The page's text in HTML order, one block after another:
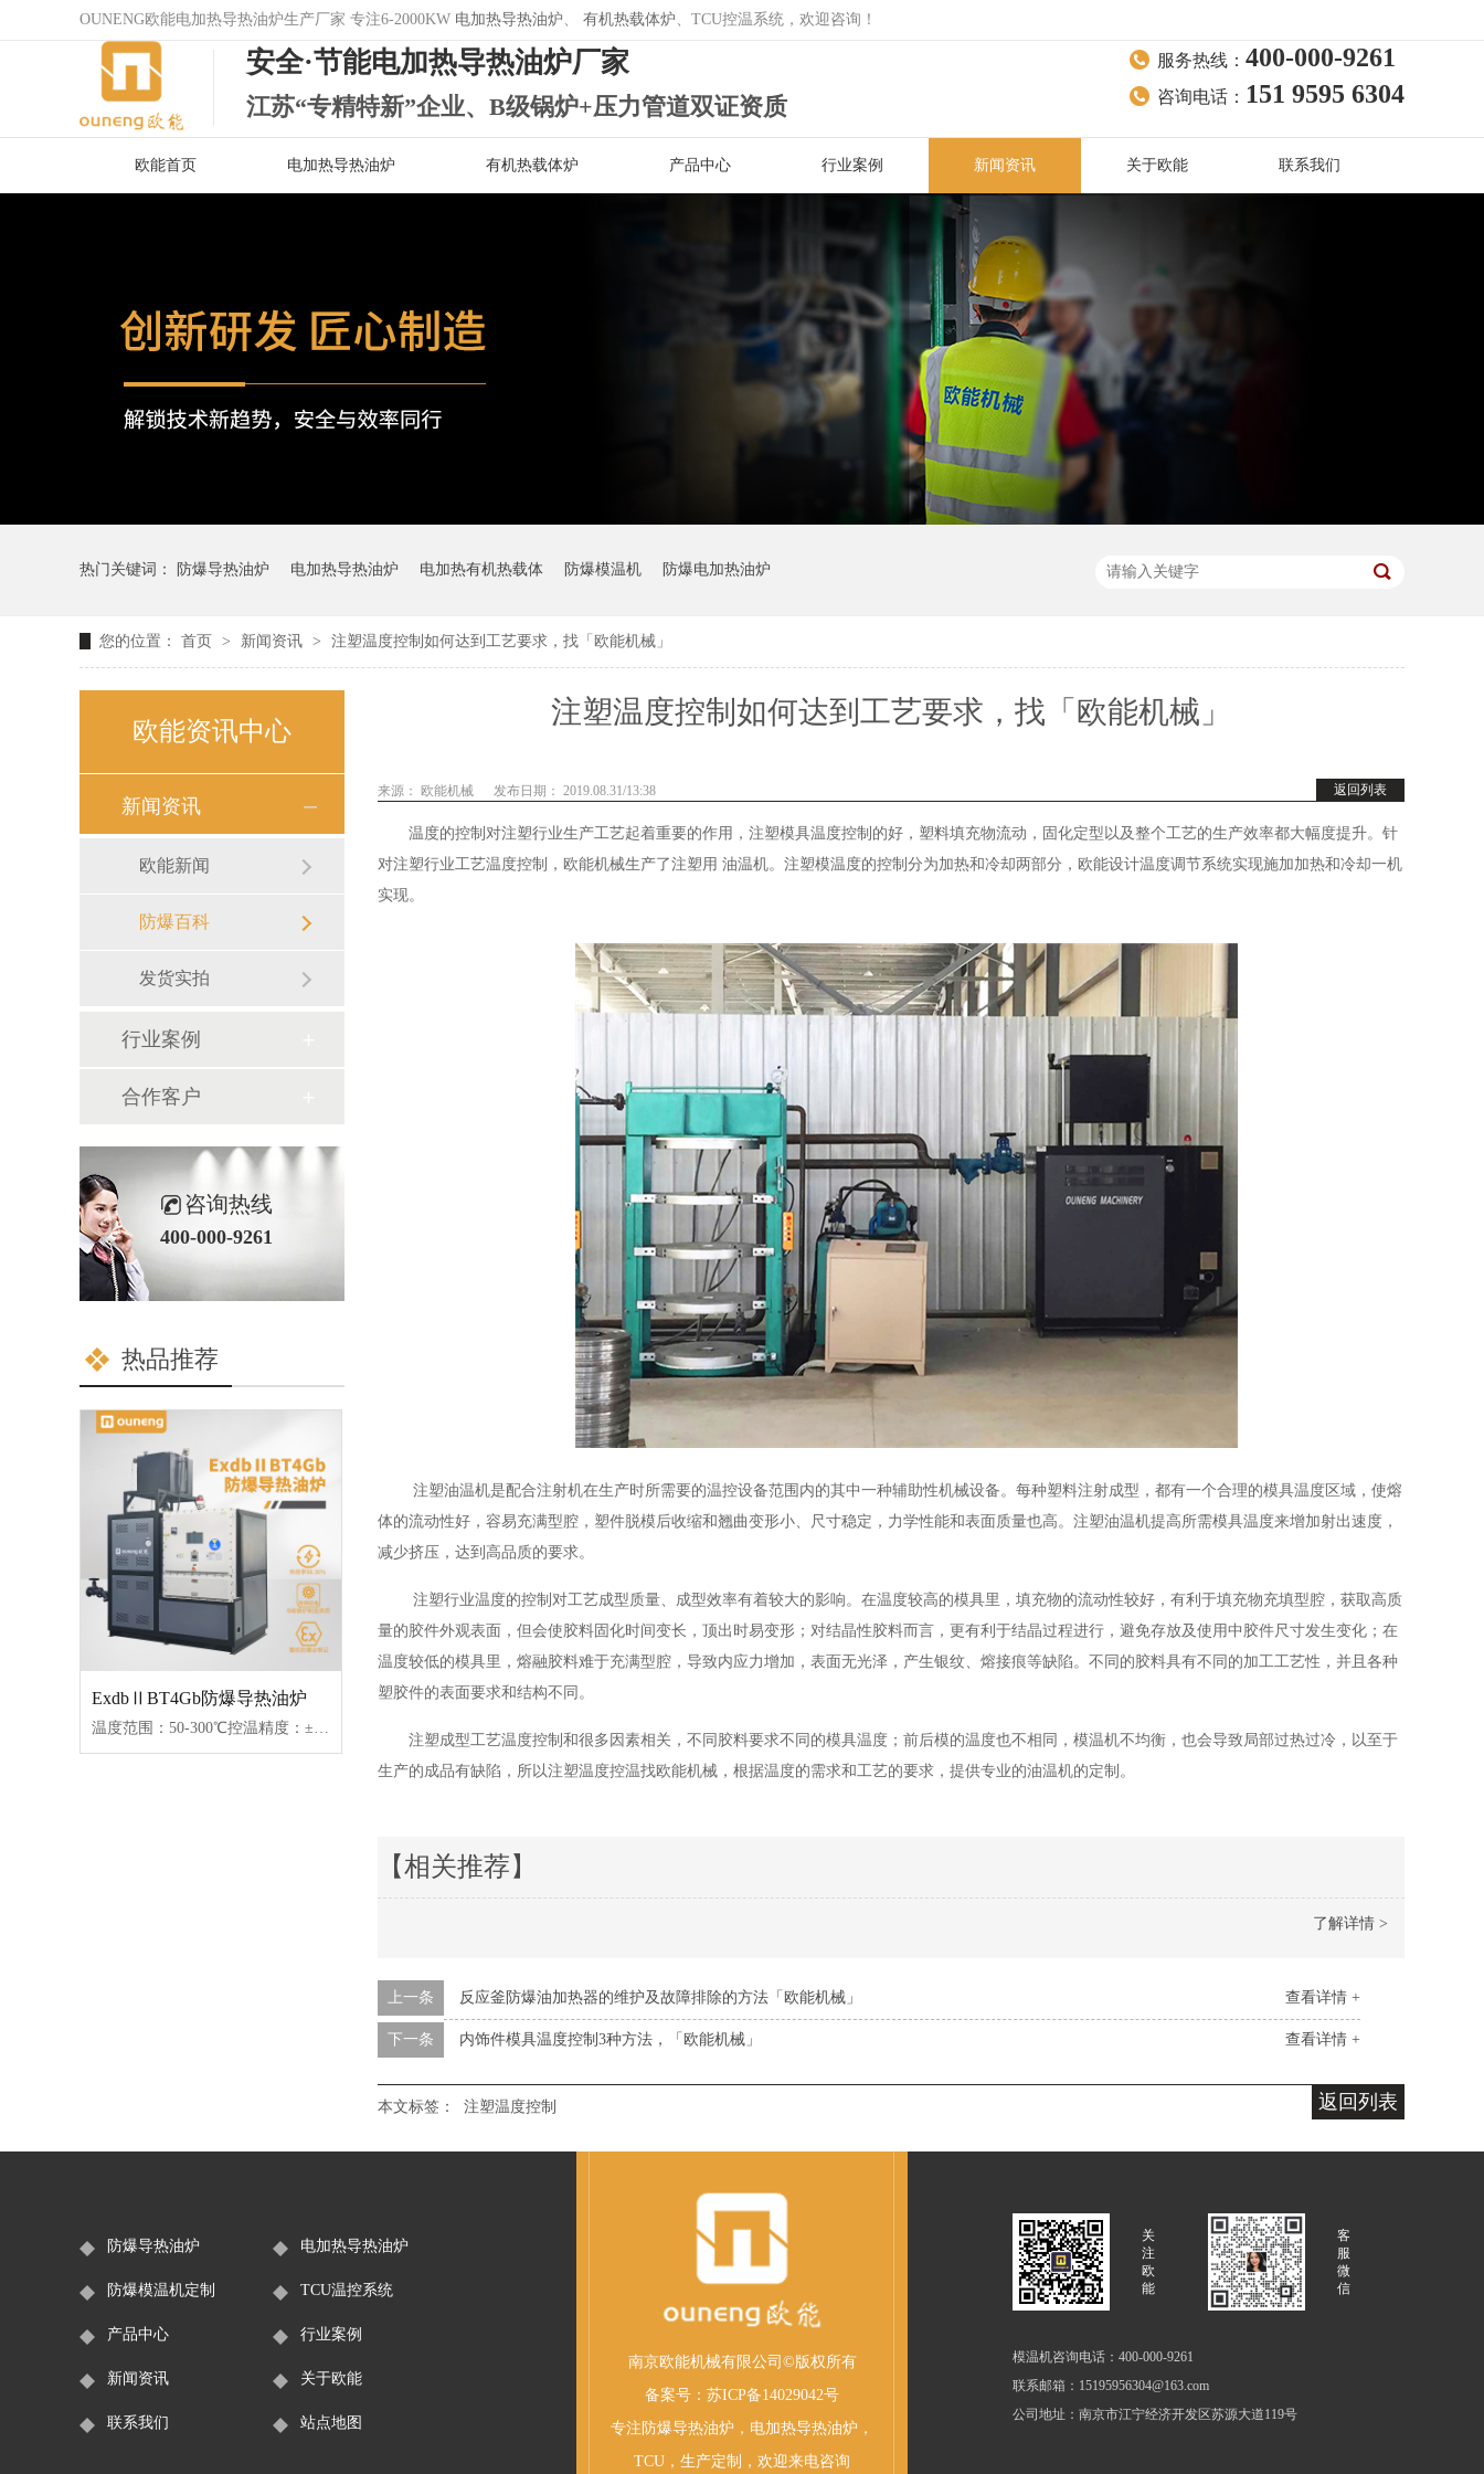
OUNENG欧能电加热导热油炉生产厂家 专注6-2000KW 电加热导热油炉 、 有机热载体炉 、TCU控温系统，欢迎咨询！
安全·节能电加热导热油炉厂家
江苏“专精特新”企业、B级锅炉+压力管道双证资质
服务热线： 400-000-9261
咨询电话： 151 9595 6304
欧能首页 电加热导热油炉 有机热载体炉 产品中心 行业案例 新闻资讯 关于欧能 联系我们
热门关键词： 防爆导热油炉 电加热导热油炉 电加热有机热载体 防爆模温机 防爆电加热油炉
您的位置： 首页 > 新闻资讯 > 注塑温度控制如何达到工艺要求，找「欧能机械」
注塑温度控制如何达到工艺要求，找「欧能机械」
返回列表
来源： 欧能机械 发布日期： 2019.08.31/13:38
温度的控制对注塑行业生产工艺起着重要的作用，注塑模具温度控制的好，塑料填充物流动，固化定型以及整个工艺的生产效率都大幅度提升。针
对注塑行业工艺温度控制，欧能机械生产了注塑用 油温机。注塑模温度的控制分为加热和冷却两部分，欧能设计温度调节系统实现施加加热和冷却一机
实现。
注塑油温机是配合注射机在生产时所需要的温控设备范围内的其中一种辅助性机械设备。每种塑料注射成型，都有一个合理的模具温度区域，使熔
体的流动性好，容易充满型腔，塑件脱模后收缩和翘曲变形小、尺寸稳定，力学性能和表面质量也高。注塑油温机提高所需模具温度来增加射出速度，
减少挤压，达到高品质的要求。
注塑行业温度的控制对工艺成型质量、成型效率有着较大的影响。在温度较高的模具里，填充物的流动性较好，有利于填充物充填型腔，获取高质
量的胶件外观表面，但会使胶料固化时间变长，顶出时易变形；对结晶性胶料而言，更有利于结晶过程进行，避免存放及使用中胶件尺寸发生变化；在
温度较低的模具里，熔融胶料难于充满型腔，导致内应力增加，表面无光泽，产生银纹、熔接痕等缺陷。不同的胶料具有不同的加工工艺性，并且各种
塑胶件的表面要求和结构不同。
注塑成型工艺温度控制和很多因素相关，不同胶料要求不同的模具温度；前后模的温度也不相同，模温机不均衡，也会导致局部过热过冷，以至于
生产的成品有缺陷，所以注塑温度控温找欧能机械，根据温度的需求和工艺的要求，提供专业的油温机的定制。
【相关推荐】
了解详情 >
查看详情 +
上一条 反应釜防爆油加热器的维护及故障排除的方法「欧能机械」
查看详情 +
下一条 内饰件模具温度控制3种方法，「欧能机械」
返回列表
本文标签： 注塑温度控制
欧能资讯中心
新闻资讯
欧能新闻
防爆百科
发货实拍
行业案例
合作客户
咨询热线
400-000-9261
热品推荐
ExdbⅡBT4Gb防爆导热油炉
防爆导热油炉 电加热导热油炉
防爆模温机定制 TCU温控系统
产品中心 行业案例
新闻资讯 关于欧能
联系我们 站点地图
南京欧能机械有限公司©版权所有
备案号： 苏ICP备14029042号
专注 防爆导热油炉 ， 电加热导热油炉 ，
TCU ， 生产定制，欢迎来电咨询
关
注
欧
能
客
服
微
信
模温机咨询电话：400-000-9261
联系邮箱：15195956304@163.com
公司地址：南京市江宁经济开发区苏源大道119号